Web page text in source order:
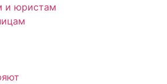
и юристам